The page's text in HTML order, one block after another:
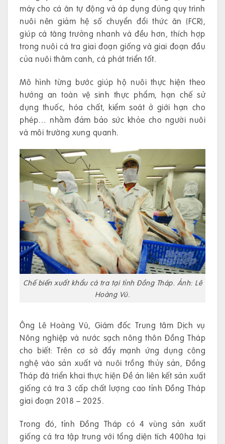
máy cho cá ăn tự động và áp dụng đúng quy trình
nuôi nên giảm hệ số chuyển đổi thức ăn (FCR),
giúp cá tăng trưởng nhanh và đều hơn, thích hợp
trong nuôi cá tra giai đoạn giống và giai đoạn đầu
của nuôi thâm canh, cá phát triển tốt.
Mô hình từng bước giúp hộ nuôi thực hiện theo
hướng an toàn vệ sinh thực phẩm, hạn chế sử
dụng thuốc, hóa chất, kiểm soát ở giới hạn cho
phép… nhằm đảm bảo sức khỏe cho người nuôi
và môi trường xung quanh.
Chế biến xuất khẩu cá tra tại tỉnh Đồng Tháp. Ảnh: Lê
Hoàng Vũ.
Ông Lê Hoàng Vũ, Giám đốc Trung tâm Dịch vụ
Nông nghiệp và nước sạch nông thôn Đồng Tháp
cho biết: Trên cơ sở đẩy mạnh ứng dụng công
nghệ vào sản xuất và nuôi trồng thủy sản, Đồng
Tháp đã triển khai thực hiện Đề án liên kết sản xuất
giống cá tra 3 cấp chất lượng cao tỉnh Đồng Tháp
giai đoạn 2018 – 2025.
Trong đó, tỉnh Đồng Tháp có 4 vùng sản xuất
giống cá tra tập trung với tổng diện tích 400ha tại